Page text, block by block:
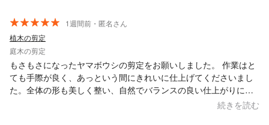
1週間前・匿名さん
植木の剪定
庭木の剪定
もさもさになったヤマボウシの剪定をお願いしました。 作業はと
ても手際が良く、あっという間にきれいに仕上げてくださいまし
た。全体の形も美しく整い、自然でバランスの良い仕上がりに大
満足です。下の方の枝もすっきりと剪定していただいたおかげで
続きを読む